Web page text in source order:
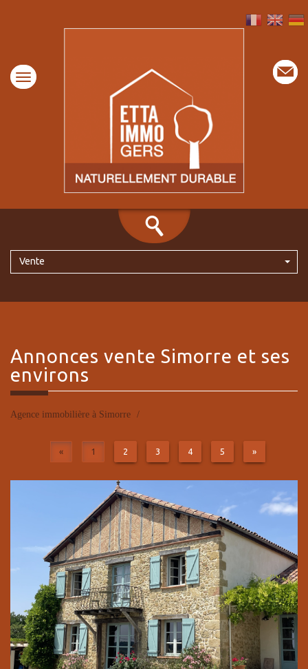
Vente
Annonces vente Simorre et ses
environs
Agence immobilière à Simorre
« 1 2 3 4 5 »